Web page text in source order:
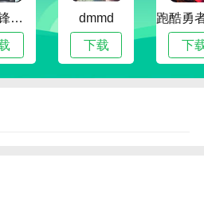
版怎么玩
老房子的地图布局，了解每个
在逃跑时快速找到目标。
收集到的物品和武器，确保每
对可怕的奶奶的追击。
同制定逃生方案，通过在线功
敢达争锋对决无限钻石版 dmmd
下载 下